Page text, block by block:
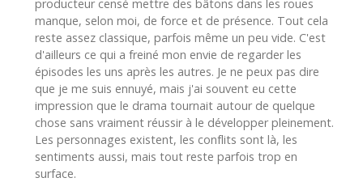
producteur censé mettre des bâtons dans les roues
manque, selon moi, de force et de présence. Tout cela
reste assez classique, parfois même un peu vide. C'est
d'ailleurs ce qui a freiné mon envie de regarder les
épisodes les uns après les autres. Je ne peux pas dire
que je me suis ennuyé, mais j'ai souvent eu cette
impression que le drama tournait autour de quelque
chose sans vraiment réussir à le développer pleinement.
Les personnages existent, les conflits sont là, les
sentiments aussi, mais tout reste parfois trop en
surface.